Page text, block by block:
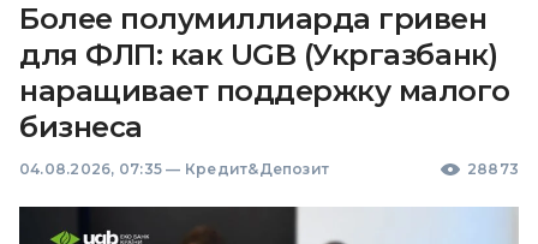
Более полумиллиарда гривен
для ФЛП: как UGB (Укргазбанк)
наращивает поддержку малого
бизнеса
04.08.2026, 07:35 — Кредит&Депозит 28873